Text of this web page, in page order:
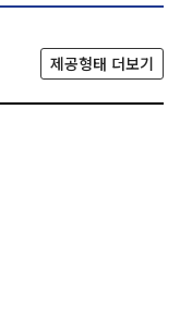
제공형태 더보기